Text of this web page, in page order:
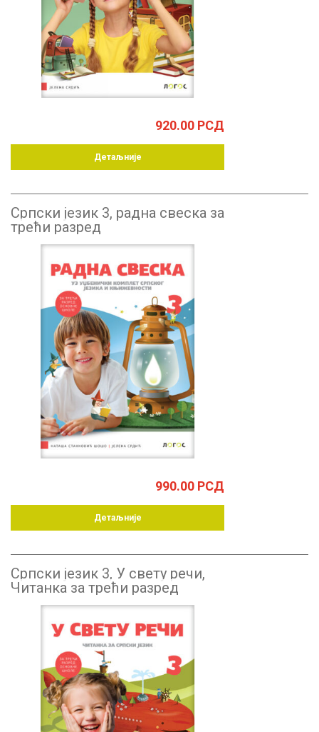
920.00 РСД
Детаљније
Српски језик 3, радна свеска за
трећи разред
990.00 РСД
Детаљније
Српски језик 3, У свету речи,
Читанка за трећи разред